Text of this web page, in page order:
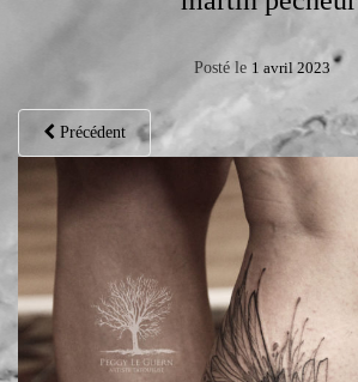
Posté le 1 avril 2023
Précédent